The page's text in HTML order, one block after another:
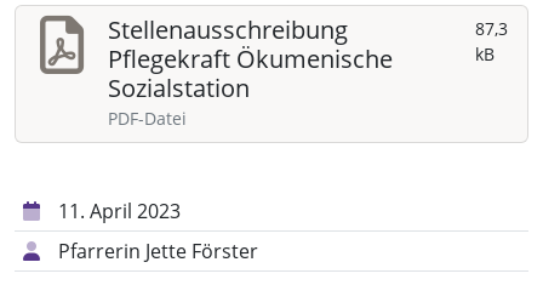
Stellenausschreibung
Pflegekraft Ökumenische
Sozialstation
87,3
kB
PDF-Datei
11. April 2023
Pfarrerin Jette Förster